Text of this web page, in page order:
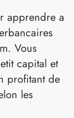
apprendre a
Vous
capital et
profitant de
les